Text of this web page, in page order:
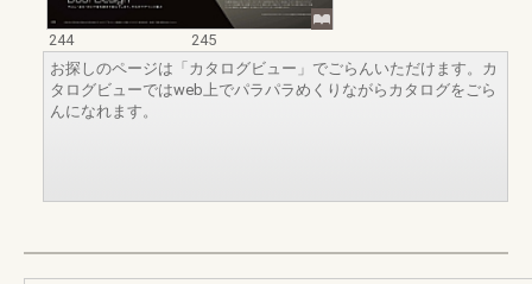
244
245
お探しのページは「カタログビュー」でごらんいただけます。カ
タログビューではweb上でパラパラめくりながらカタログをごら
んになれます。